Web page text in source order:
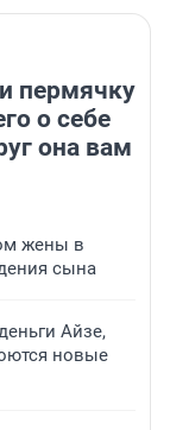
пермячку
о себе
она вам
жены в
сына
Айзе,
новые